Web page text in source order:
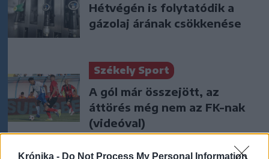
Krónika - Do Not Process My Personal Information
Hétvégén is folytatódik a
gázolaj árának csökkenése
Székely Sport
A gól már összejött, az
áttörés még nem az FK-nak
(videóval)
Nőileg